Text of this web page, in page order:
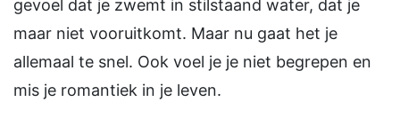
gevoel dat je zwemt in stilstaand water, dat je
maar niet vooruitkomt. Maar nu gaat het je
allemaal te snel. Ook voel je je niet begrepen en
mis je romantiek in je leven.